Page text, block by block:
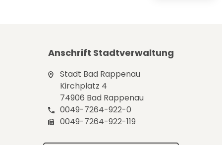
Anschrift Stadtverwaltung
Stadt Bad Rappenau
Kirchplatz 4
74906 Bad Rappenau
0049-7264-922-0
0049-7264-922-119